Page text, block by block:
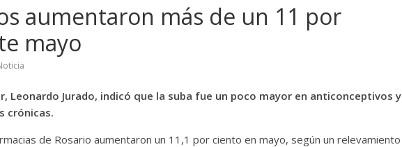
aumentaron más de un 11 por
mayo
Leonardo Jurado, indicó que la suba fue un poco mayor en anticonceptivos y
crónicas.
de Rosario aumentaron un 11,1 por ciento en mayo, según un relevamiento